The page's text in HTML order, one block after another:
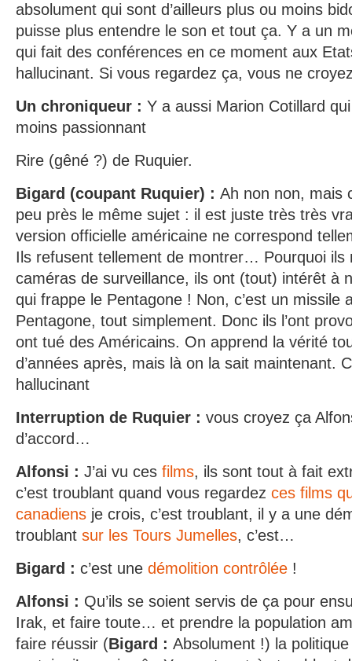
absolument qui sont d’ailleurs plus ou moins
puisse plus entendre le son et tout ça. Y a un
qui fait des conférences en ce moment aux
hallucinant. Si vous regardez ça, vous ne
Un chroniqueur : Y a aussi Marion Cotillard
moins passionnant
Rire (gêné ?) de Ruquier.
Bigard (coupant Ruquier) : Ah non non, mais
peu près le même sujet : il est juste très très
version officielle américaine ne correspond
Ils refusent tellement de montrer… Pourquoi ils
caméras de surveillance, ils ont (tout) intérêt à
qui frappe le Pentagone ! Non, c’est un missile
Pentagone, tout simplement. Donc ils l’ont
ont tué des Américains. On apprend la vérité
d’années après, mais là on la sait maintenant.
hallucinant
Interruption de Ruquier : vous croyez ça
d’accord…
Alfonsi : J’ai vu ces films, ils sont tout à fait
c’est troublant quand vous regardez ces films
canadiens je crois, c’est troublant, il y a une
troublant sur les Tours Jumelles, c’est…
Bigard : c’est une démolition contrôlée !
Alfonsi : Qu’ils se soient servis de ça pour
Irak, et faire toute… et prendre la population
faire réussir (Bigard : Absolument !) la